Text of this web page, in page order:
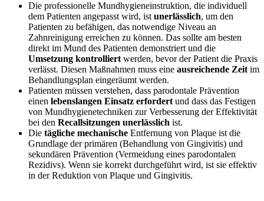
Die professionelle Mundhygieneinstruktion, die individuell
dem Patienten angepasst wird, ist unerlässlich, um den
Patienten zu befähigen, das notwendige Niveau an
Zahnreinigung erreichen zu können. Das sollte am besten
direkt im Mund des Patienten demonstriert und die
Umsetzung kontrolliert werden, bevor der Patient die Praxis
verlässt. Diesen Maßnahmen muss eine ausreichende Zeit im
Behandlungsplan eingeräumt werden.
Patienten müssen verstehen, dass parodontale Prävention
einen lebenslangen Einsatz erfordert und dass das Festigen
von Mundhygienetechniken zur Verbesserung der Effektivität
bei den Recallsitzungen unerlässlich ist.
Die tägliche mechanische Entfernung von Plaque ist die
Grundlage der primären (Behandlung von Gingivitis) und
sekundären Prävention (Vermeidung eines parodontalen
Rezidivs). Wenn sie korrekt durchgeführt wird, ist sie effektiv
in der Reduktion von Plaque und Gingivitis.